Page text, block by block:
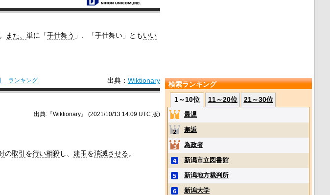
。 また、 単に「手仕舞う 」、「手仕舞い」ともいい
ランキング 出典： Wiktionary
出典:『Wiktionary』 (2021/10/13 14:09 UTC 版)
の取引 を行い相殺し、 建玉を消滅させる。
検索ランキング
1～10位
11～20位 21～30位
最遅
邂逅
為政者
新潟市立図書館
新潟地方裁判所
新潟大学